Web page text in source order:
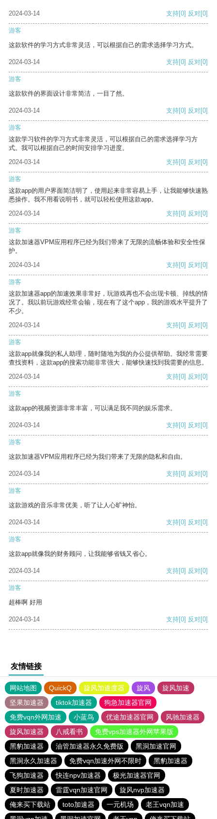
2024-03-14 支持[0] 反对[0]
游客
这款软件的学习方式非常灵活，可以根据自己的需求选择学习方式。
2024-03-14 支持[0] 反对[0]
游客
这款软件的界面设计非常简洁，一目了然。
2024-03-14 支持[0] 反对[0]
游客
这款学习软件的学习方式非常灵活，可以根据自己的需求选择学习方
式。我可以根据自己的时间安排学习进度。
2024-03-14
支持[0] 反对[0]
游客
这款app的用户界面简洁明了，使用起来非常容易上手，让我能够快速熟
悉操作。我不用看说明书，就可以轻松使用这款app。
2024-03-14
支持[0] 反对[0]
游客
这款加速器VPM应用程序已经为我们带来了无限的流畅体验和安全性保
护。
2024-03-14
支持[0] 反对[0]
游客
这款加速器app的加速效果非常好，玩游戏再也不会出现卡顿、掉线的情
况了。我以前玩游戏经常会输，现在有了这个app，我的游戏水平提升了
不少。
2024-03-14
支持[0] 反对[0]
游客
这款app就像我的私人助理，随时随地为我的办公提供帮助。我经常需要
查找资料，这款app的搜索功能非常强大，能够快速找到我需要的信息。
2024-03-14
支持[0] 反对[0]
游客
这款app的视频资源非常丰富，可以满足我不同的娱乐需求。
2024-03-14 支持[0] 反对[0]
游客
这款加速器VPM应用程序已经为我们带来了无限的隐私和自由。
2024-03-14 支持[0] 反对[0]
游客
这款游戏的音乐非常优美，听了让人心旷神怡。
2024-03-14 支持[0] 反对[0]
游客
这款app就像我的财务顾问，让我能够省钱又省心。
2024-03-14 支持[0] 反对[0]
游客
超棒啊 好用
2024-03-14 支持[0] 反对[0]
友情链接
网站地图 QuickQ 旋风加速度器 旋风
旋风加速
坚果加速器
tiktok加速器
狗急加速器官网
免费vqn外网加速
小蓝鸟 优途加速器官网
风驰加速器
旋风加速器
八戒看书
免费vps加速器外网苹果版
黑豹加速器
油管加速器永久免费版
黑洞加速官网
黑洞永久加速器
免费vqn加速外网不限时
黑豹加速器
飞狗加速器
快连npv加速器
极光加速器官网
夏时加速器
雷霆vqn加速官网
旋风nvp加速器
俺来买下载站
toto加速器 一元机场
老王vqn加速